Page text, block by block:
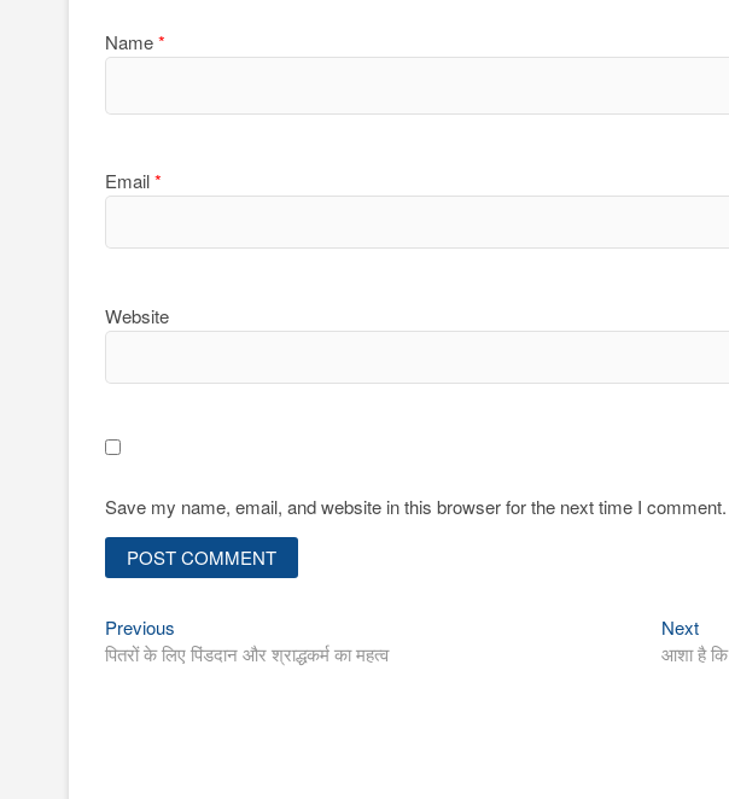
Name*
Email*
Website
Save my name, email, and website in this browser for the next time I comment.
Post
navigation
Previous
post:
पितरों के लिए पिंडदान और श्राद्धकर्म का महत्व
NextNext
आशा है कि